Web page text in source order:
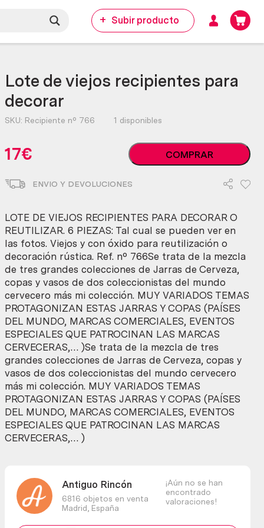
Subir producto
Lote de viejos recipientes para
decorar
SKU: Recipiente nº 766 1 disponibles
17€
Lote
de
recipientes
decorar
cantidad
COMPRAR
ENVIO Y DEVOLUCIONES
LOTE DE VIEJOS RECIPIENTES PARA DECORAR O
REUTILIZAR. 6 PIEZAS: Tal cual se pueden ver en
las fotos. Viejos y con óxido para reutilización o
decoración rústica. Ref. nº 766Se trata de la mezcla
de tres grandes colecciones de Jarras de Cerveza,
copas y vasos de dos coleccionistas del mundo
cervecero más mi colección. MUY VARIADOS TEMAS
PROTAGONIZAN ESTAS JARRAS Y COPAS (PAÍSES
DEL MUNDO, MARCAS COMERCIALES, EVENTOS
ESPECIALES QUE PATROCINAN LAS MARCAS
CERVECERAS,… )Se trata de la mezcla de tres
grandes colecciones de Jarras de Cerveza, copas y
vasos de dos coleccionistas del mundo cervecero
más mi colección. MUY VARIADOS TEMAS
PROTAGONIZAN ESTAS JARRAS Y COPAS (PAÍSES
DEL MUNDO, MARCAS COMERCIALES, EVENTOS
ESPECIALES QUE PATROCINAN LAS MARCAS
CERVECERAS,… )
Antiguo Rincón
6816 objetos en venta
Madrid, España
¡Aún no se han
encontrado
valoraciones!